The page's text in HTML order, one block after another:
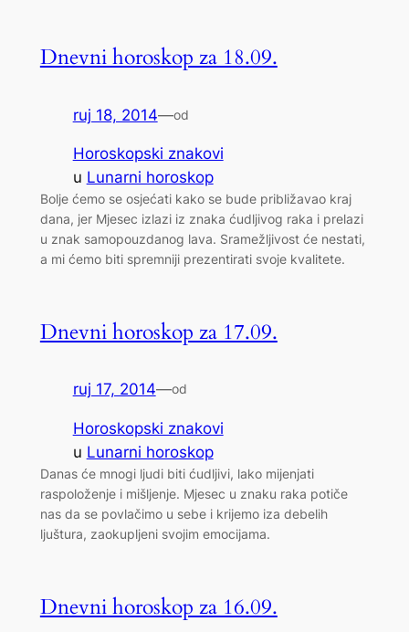
Dnevni horoskop za 18.09.
ruj 18, 2014—od
Horoskopski znakovi
u Lunarni horoskop
Bolje ćemo se osjećati kako se bude približavao kraj
dana, jer Mjesec izlazi iz znaka ćudljivog raka i prelazi
u znak samopouzdanog lava. Sramežljivost će nestati,
a mi ćemo biti spremniji prezentirati svoje kvalitete.
Dnevni horoskop za 17.09.
ruj 17, 2014—od
Horoskopski znakovi
u Lunarni horoskop
Danas će mnogi ljudi biti ćudljivi, lako mijenjati
raspoloženje i mišljenje. Mjesec u znaku raka potiče
nas da se povlačimo u sebe i krijemo iza debelih
ljuštura, zaokupljeni svojim emocijama.
Dnevni horoskop za 16.09.